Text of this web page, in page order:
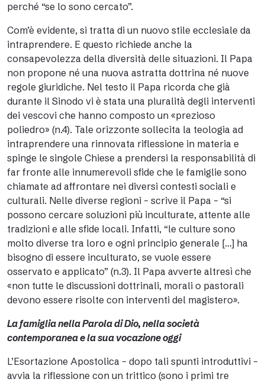
perché “se lo sono cercato”.
Com’è evidente, si tratta di un nuovo stile ecclesiale da
intraprendere. E questo richiede anche la
consapevolezza della diversità delle situazioni. Il Papa
non propone né una nuova astratta dottrina né nuove
regole giuridiche. Nel testo il Papa ricorda che già
durante il Sinodo vi è stata una pluralità degli interventi
dei vescovi che hanno composto un «prezioso
poliedro» (n.4). Tale orizzonte sollecita la teologia ad
intraprendere una rinnovata riflessione in materia e
spinge le singole Chiese a prendersi la responsabilità di
far fronte alle innumerevoli sfide che le famiglie sono
chiamate ad affrontare nei diversi contesti sociali e
culturali. Nelle diverse regioni – scrive il Papa – “si
possono cercare soluzioni più inculturate, attente alle
tradizioni e alle sfide locali. Infatti, “le culture sono
molto diverse tra loro e ogni principio generale […] ha
bisogno di essere inculturato, se vuole essere
osservato e applicato” (n.3). Il Papa avverte altresì che
«non tutte le discussioni dottrinali, morali o pastorali
devono essere risolte con interventi del magistero».
La famiglia nella Parola di Dio, nella società
contemporanea e la sua vocazione oggi
L’Esortazione Apostolica – dopo tali spunti introduttivi –
avvia la riflessione con un trittico (sono i primi tre